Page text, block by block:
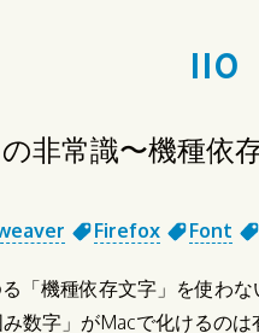
110
非常識〜機種依
Firefox Font
「機種依存文字」を使わな
数字」がMacで化けるのは